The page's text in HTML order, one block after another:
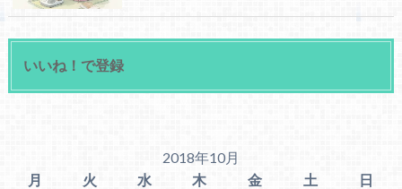
いいね！で登録
2018年10月
月
火 水 木 金 土
日